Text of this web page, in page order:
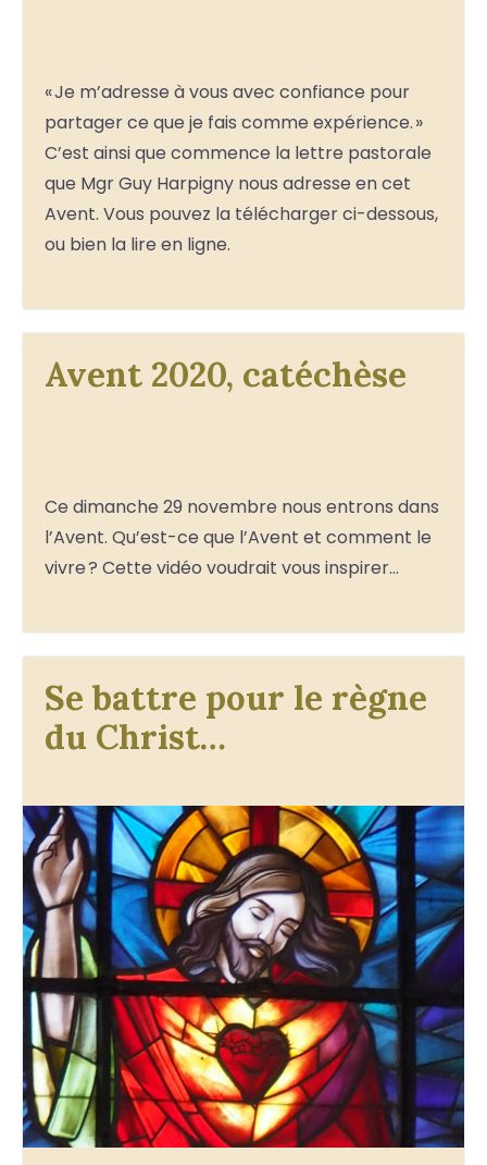
« Je m’adresse à vous avec confiance pour
partager ce que je fais comme expérience. »
C’est ainsi que commence la lettre pastorale
que Mgr Guy Harpigny nous adresse en cet
Avent. Vous pouvez la télécharger ci-dessous,
ou bien la lire en ligne.
Avent 2020, catéchèse
Ce dimanche 29 novembre nous entrons dans
l’Avent. Qu’est-ce que l’Avent et comment le
vivre ? Cette vidéo voudrait vous inspirer…
Se battre pour le règne
du Christ…